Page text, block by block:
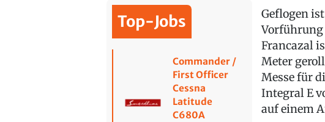
Top-Jobs
Commander /
First Officer
Cessna
Latitude
C680A
Geflogen
Vorführung
Francazal
Meter
Messe für
Integral E
auf einem